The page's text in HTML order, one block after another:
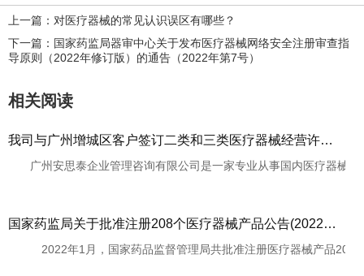
上一篇：对医疗器械的常见认识误区有哪些？
下一篇：国家药监局器审中心关于发布医疗器械网络安全注册审查指
导原则（2022年修订版）的通告（2022年第7号）
相关阅读
我司与广州增城区客户签订二类和三类医疗器械经营许可证项目服务合同
广州安思泰企业管理咨询有限公司是一家专业从事国内医疗器械
国家药监局关于批准注册208个医疗器械产品公告(2022年1月)(2022年第17号)
2022年1月，国家药品监督管理局共批准注册医疗器械产品208